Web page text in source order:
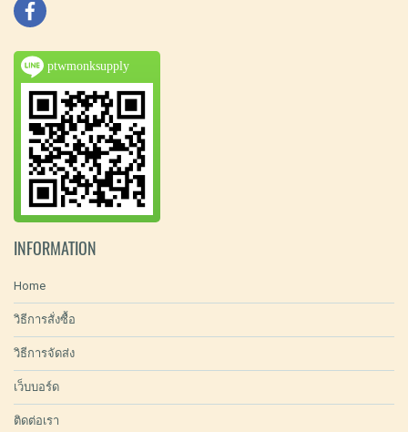
ptwmonksupply
INFORMATION
Home
วิธีการสั่งซื้อ
วิธีการจัดส่ง
เว็บบอร์ด
ติดต่อเรา